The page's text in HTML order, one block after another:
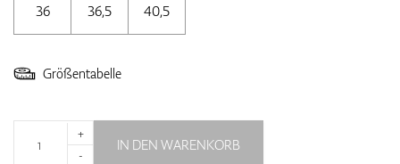
36 36,5 40,5
Größentabelle
+
-
IN DEN WARENKORB